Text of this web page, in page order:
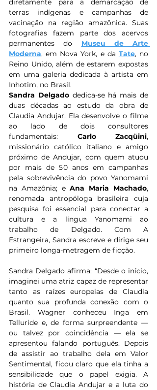
diretamente para a demarcação de
terras indígenas e campanhas de
vacinação na região amazônica. Suas
fotografias fazem parte dos acervos
permanentes do Museu de Arte
Moderna, em Nova York, e da Tate, no
Reino Unido, além de estarem expostas
em uma galeria dedicada à artista em
Inhotim, no Brasil.
Sandra Delgado dedica-se há mais de
duas décadas ao estudo da obra de
Claudia Andujar. Ela desenvolve o filme
ao lado de dois consultores
fundamentais: Carlo Zacqüini,
missionário católico italiano e amigo
próximo de Andujar, com quem atuou
por mais de 50 anos em campanhas
pela sobrevivência do povo Yanomami
na Amazônia; e Ana Maria Machado,
renomada antropóloga brasileira cuja
pesquisa foi essencial para conectar a
cultura e a língua Yanomami ao
trabalho de Delgado. Com A
Estrangeira, Sandra escreve e dirige seu
primeiro longa-metragem de ficção.
Sandra Delgado afirma: “Desde o início,
imaginei uma atriz capaz de representar
tanto as raízes europeias de Claudia
quanto sua profunda conexão com o
Brasil. Wagner conheceu Inga em
Telluride e, de forma surpreendente —
ou talvez por coincidência — ela se
apresentou falando português. Depois
de assistir ao trabalho dela em Valor
Sentimental, ficou claro que ela tinha a
sensibilidade que o papel exigia. A
história de Claudia Andujar e a luta do